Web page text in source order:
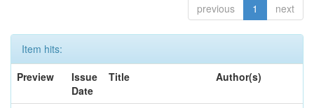
previous 1 next
Item hits:
Preview
Issue
Date
Title Author(s)